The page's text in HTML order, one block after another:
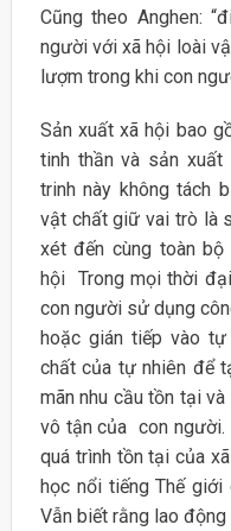
Cũng theo Anghen:
người với xã hội loài
lượm trong khi con
Sản xuất xã hội bao
tinh thần và sản xuất
trinh này không tách
vật chất giữ vai trò là
xét đến cùng toàn
hội Trong mọi thời
con người sử dụng
hoặc gián tiếp vào
chất của tự nhiên để
mãn nhu cầu tồn tại
vô tận của con
quá trình tồn tại của
học nổi tiếng Thế
Vẫn biết rằng lao